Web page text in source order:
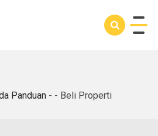
Panduan - - Beli Properti